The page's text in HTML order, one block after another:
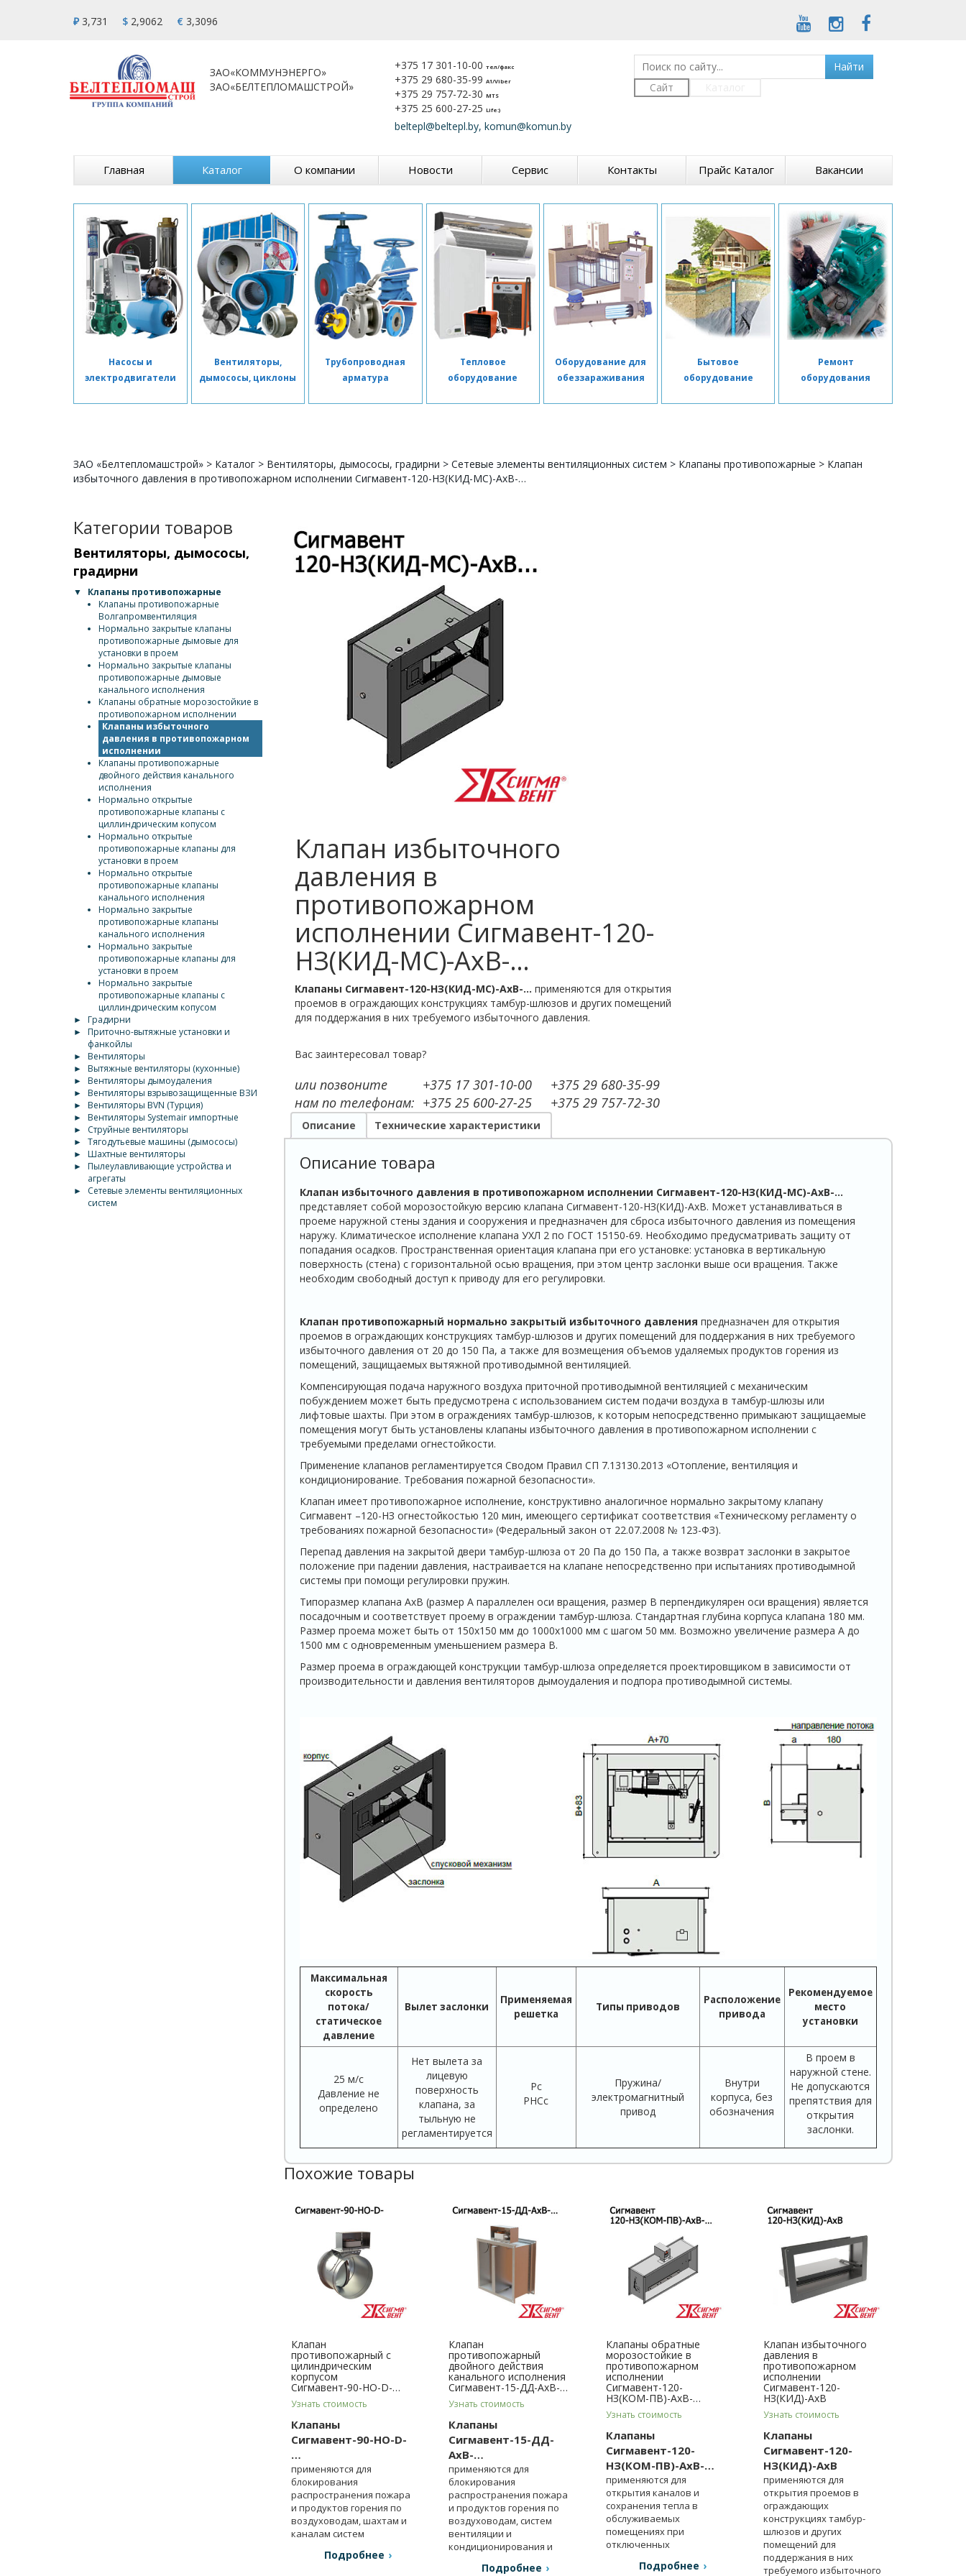
₽ 3,731 $ 2,9062 € 3,3096
ЗАО«КОММУНЭНЕРГО»
ЗАО«БЕЛТЕПЛОМАШСТРОЙ»
+375 17 301-10-00 тел/факс
+375 29 680-35-99 A1/Viber
+375 29 757-72-30 MTS
+375 25 600-27-25 Life:)
beltepl@beltepl.by, komun@komun.by
Найти
Сайт
Главная Каталог О компании Новости Сервис Контакты Прайс Каталог Вакансии
Насосы и
электродвигатели
Вентиляторы,
дымососы, циклоны
Трубопроводная
арматура
Тепловое
оборудование
Оборудование для
обеззараживания
Бытовое
оборудование
Ремонт
оборудования
ЗАО «Белтепломашстрой» > Каталог > Вентиляторы, дымососы, градирни > Сетевые элементы вентиляционных систем > Клапаны противопожарные > Клапан
избыточного давления в противопожарном исполнении Сигмавент-120-НЗ(КИД-МС)-АхВ-…
Категории товаров
Вентиляторы, дымососы,
градирни
▼
Клапаны противопожарные
Клапаны противопожарные
Волгапромвентиляция
Нормально закрытые клапаны
противопожарные дымовые для
установки в проем
Нормально закрытые клапаны
противопожарные дымовые
канального исполнения
Клапаны обратные морозостойкие в
противопожарном исполнении
Клапаны избыточного
давления в противопожарном
исполнении
Клапаны противопожарные
двойного действия канального
исполнения
Нормально открытые
противопожарные клапаны с
циллиндрическим копусом
Нормально открытые
противопожарные клапаны для
установки в проем
Нормально открытые
противопожарные клапаны
канального исполнения
Нормально закрытые
противопожарные клапаны
канального исполнения
Нормально закрытые
противопожарные клапаны для
установки в проем
Нормально закрытые
противопожарные клапаны с
циллиндрическим копусом
►
Градирни
►
Приточно-вытяжные установки и
фанкойлы
►
Вентиляторы
►
Вытяжные вентиляторы (кухонные)
►
Вентиляторы дымоудаления
►
Вентиляторы взрывозащищенные ВЗИ
►
Вентиляторы BVN (Турция)
►
Вентиляторы Systemair импортные
►
Струйные вентиляторы
► Тягодутьевые машины (дымососы)
►
Шахтные вентиляторы
►
Пылеулавливающие устройства и
агрегаты
►
Сетевые элементы вентиляционных
систем
Клапан избыточного
давления в
противопожарном
исполнении Сигмавент-120-
НЗ(КИД-МС)-АхВ-…
Клапаны Сигмавент-120-НЗ(КИД-МС)-АхВ-… применяются для открытия
проемов в ограждающих конструкциях тамбур-шлюзов и других помещений
для поддержания в них требуемого избыточного давления.
Вас заинтересовал товар?
или позвоните
нам по телефонам:
+375 17 301-10-00
+375 25 600-27-25
+375 29 680-35-99
+375 29 757-72-30
Описание Технические характеристики
Описание товара
Клапан избыточного давления в противопожарном исполнении Сигмавент-120-НЗ(КИД-МС)-АхВ-…
представляет собой морозостойкую версию клапана Сигмавент-120-НЗ(КИД)-АхВ. Может устанавливаться в
проеме наружной стены здания и сооружения и предназначен для сброса избыточного давления из помещения
наружу. Климатическое исполнение клапана УХЛ 2 по ГОСТ 15150-69. Необходимо предусматривать защиту от
попадания осадков. Пространственная ориентация клапана при его установке: установка в вертикальную
поверхность (стена) с горизонтальной осью вращения, при этом центр заслонки выше оси вращения. Также
необходим свободный доступ к приводу для его регулировки.
Клапан противопожарный нормально закрытый избыточного давления предназначен для открытия
проемов в ограждающих конструкциях тамбур-шлюзов и других помещений для поддержания в них требуемого
избыточного давления от 20 до 150 Па, а также для возмещения объемов удаляемых продуктов горения из
помещений, защищаемых вытяжной противодымной вентиляцией.
Компенсирующая подача наружного воздуха приточной противодымной вентиляцией с механическим
побуждением может быть предусмотрена с использованием систем подачи воздуха в тамбур-шлюзы или
лифтовые шахты. При этом в ограждениях тамбур-шлюзов, к которым непосредственно примыкают защищаемые
помещения могут быть установлены клапаны избыточного давления в противопожарном исполнении с
требуемыми пределами огнестойкости.
Применение клапанов регламентируется Сводом Правил СП 7.13130.2013 «Отопление, вентиляция и
кондиционирование. Требования пожарной безопасности».
Клапан имеет противопожарное исполнение, конструктивно аналогичное нормально закрытому клапану
Сигмавент –120-НЗ огнестойкостью 120 мин, имеющего сертификат соответствия «Техническому регламенту о
требованиях пожарной безопасности» (Федеральный закон от 22.07.2008 № 123-ФЗ).
Перепад давления на закрытой двери тамбур-шлюза от 20 Па до 150 Па, а также возврат заслонки в закрытое
положение при падении давления, настраивается на клапане непосредственно при испытаниях противодымной
системы при помощи регулировки пружин.
Типоразмер клапана АхВ (размер А параллелен оси вращения, размер В перпендикулярен оси вращения) является
посадочным и соответствует проему в ограждении тамбур-шлюза. Стандартная глубина корпуса клапана 180 мм.
Размер проема может быть от 150х150 мм до 1000х1000 мм с шагом 50 мм. Возможно увеличение размера А до
1500 мм с одновременным уменьшением размера В.
Размер проема в ограждающей конструкции тамбур-шлюза определяется проектировщиком в зависимости от
производительности и давления вентиляторов дымоудаления и подпора противодымной системы.
Максимальная
скорость
потока/
статическое
давление
Вылет заслонки
Применяемая
решетка
Типы приводов
Расположение
привода
Рекомендуемое
место
установки
25 м/с
Давление не
определено
Нет вылета за
лицевую
поверхность
клапана, за
тыльную не
регламентируется
Рс
РНСс
Пружина/
электромагнитный
привод
Внутри
корпуса, без
обозначения
В проем в
наружной стене.
Не допускаются
препятствия для
открытия
заслонки.
Похожие товары
Клапан
противопожарный с
цилиндрическим
корпусом
Сигмавент-90-НО-D-…
Узнать стоимость
Клапаны
Сигмавент-90-НО-D-
…
применяются для
блокирования
распространения пожара
и продуктов горения по
воздуховодам, шахтам и
каналам систем
Подробнее
Клапан
противопожарный
двойного действия
канального исполнения
Сигмавент-15-ДД-АхВ-…
Узнать стоимость
Клапаны
Сигмавент-15-ДД-
АхВ-…
применяются для
блокирования
распространения пожара
и продуктов горения по
воздуховодам, систем
вентиляции и
кондиционирования и
Подробнее
Клапаны обратные
морозостойкие в
противопожарном
исполнении
Сигмавент-120-
НЗ(КОМ-ПВ)-АхВ-…
Узнать стоимость
Клапаны
Сигмавент-120-
НЗ(КОМ-ПВ)-АхВ-…
применяются для
открытия каналов и
сохранения тепла в
обслуживаемых
помещениях при
отключенных
Подробнее
Клапан избыточного
давления в
противопожарном
исполнении
Сигмавент-120-
НЗ(КИД)-АхВ
Узнать стоимость
Клапаны
Сигмавент-120-
НЗ(КИД)-АхВ
применяются для
открытия проемов в
ограждающих
конструкциях тамбур-
шлюзов и других
помещений для
поддержания в них
требуемого избыточного